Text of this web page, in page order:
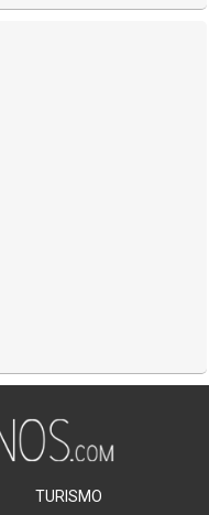
TURISMO